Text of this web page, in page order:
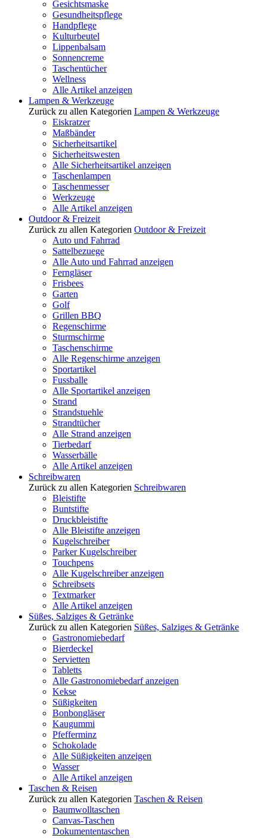
Gesichtsmaske
Gesundheitspflege
Handpflege
Kulturbeutel
Lippenbalsam
Sonnencreme
Taschentücher
Wellness
Alle Artikel anzeigen
Lampen & Werkzeuge
Zurück zu allen Kategorien Lampen & Werkzeuge
Eiskratzer
Maßbänder
Sicherheitsartikel
Sicherheitswesten
Alle Sicherheitsartikel anzeigen
Taschenlampen
Taschenmesser
Werkzeuge
Alle Artikel anzeigen
Outdoor & Freizeit
Zurück zu allen Kategorien Outdoor & Freizeit
Auto und Fahrrad
Sattelbezuege
Alle Auto und Fahrrad anzeigen
Ferngläser
Frisbees
Garten
Golf
Grillen BBQ
Regenschirme
Sturmschirme
Taschenschirme
Alle Regenschirme anzeigen
Sportartikel
Fussballe
Alle Sportartikel anzeigen
Strand
Strandstuehle
Strandtücher
Alle Strand anzeigen
Tierbedarf
Wasserbälle
Alle Artikel anzeigen
Schreibwaren
Zurück zu allen Kategorien Schreibwaren
Bleistifte
Buntstifte
Druckbleistifte
Alle Bleistifte anzeigen
Kugelschreiber
Parker Kugelschreiber
Touchpens
Alle Kugelschreiber anzeigen
Schreibsets
Textmarker
Alle Artikel anzeigen
Süßes, Salziges & Getränke
Zurück zu allen Kategorien Süßes, Salziges & Getränke
Gastronomiebedarf
Bierdeckel
Servietten
Tabletts
Alle Gastronomiebedarf anzeigen
Kekse
Süßigkeiten
Bonbongläser
Kaugummi
Pfefferminz
Schokolade
Alle Süßigkeiten anzeigen
Wasser
Alle Artikel anzeigen
Taschen & Reisen
Zurück zu allen Kategorien Taschen & Reisen
Baumwolltaschen
Canvas-Taschen
Dokumententaschen